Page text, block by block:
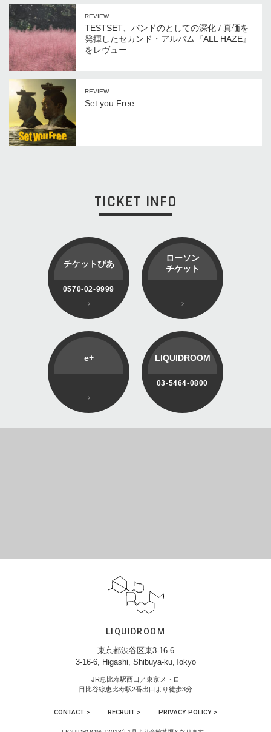
REVIEW
TESTSET、バンドのとしての深化 / 真価を
発揮したセカンド・アルバム『ALL HAZE』
をレヴュー
REVIEW
Set you Free
TICKET INFO
チケットぴあ
0570-02-9999
ローソン
チケット
e+ LIQUIDROOM
03-5464-0800
LIQUIDROOM
東京都渋谷区東3-16-6
3-16-6, Higashi, Shibuya-ku,Tokyo
JR恵比寿駅西口／東京メトロ
日比谷線恵比寿駅2番出口より徒歩3分
CONTACT > RECRUIT > PRIVACY POLICY >